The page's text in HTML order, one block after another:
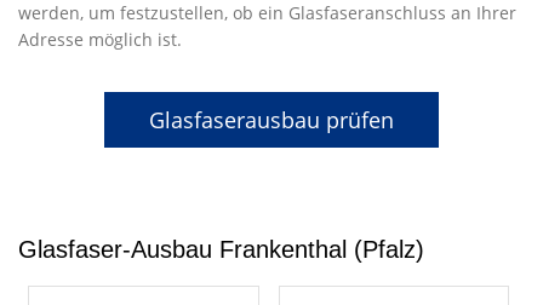
werden, um festzustellen, ob ein Glasfaseranschluss an Ihrer
Adresse möglich ist.
Glasfaserausbau prüfen
Glasfaser-Ausbau Frankenthal (Pfalz)